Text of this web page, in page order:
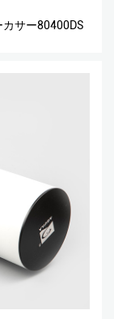
サー80400DS